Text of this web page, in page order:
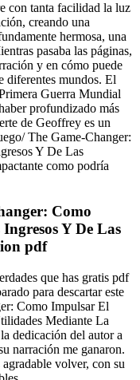
con tanta facilidad la luz
creando una
hermosa, una
pasaba las páginas,
y en cómo puede
diferentes mundos. El
Guerra Mundial
profundizado más
de Geoffrey es un
The Game-Changer:
Y De Las
como podría
Como
Y De Las
pdf
que has gratis pdf
para descartar este
Como Impulsar El
Mediante La
dedicación del autor a
narración me ganaron.
volver, con su